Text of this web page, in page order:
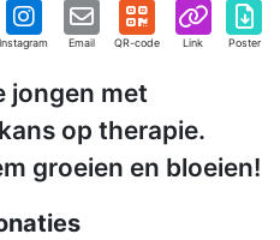
Instagram Email QR-code Link Poster
jongen met
op therapie.
groeien en bloeien!